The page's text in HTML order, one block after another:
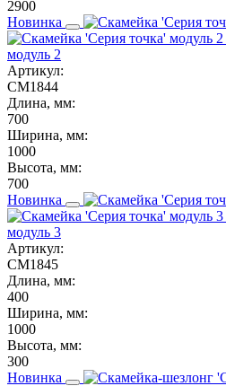
2900
Новинка
модуль 2
Артикул:
СМ1844
Длина, мм:
700
Ширина, мм:
1000
Высота, мм:
700
Новинка
модуль 3
Артикул:
СМ1845
Длина, мм:
400
Ширина, мм:
1000
Высота, мм:
300
Новинка